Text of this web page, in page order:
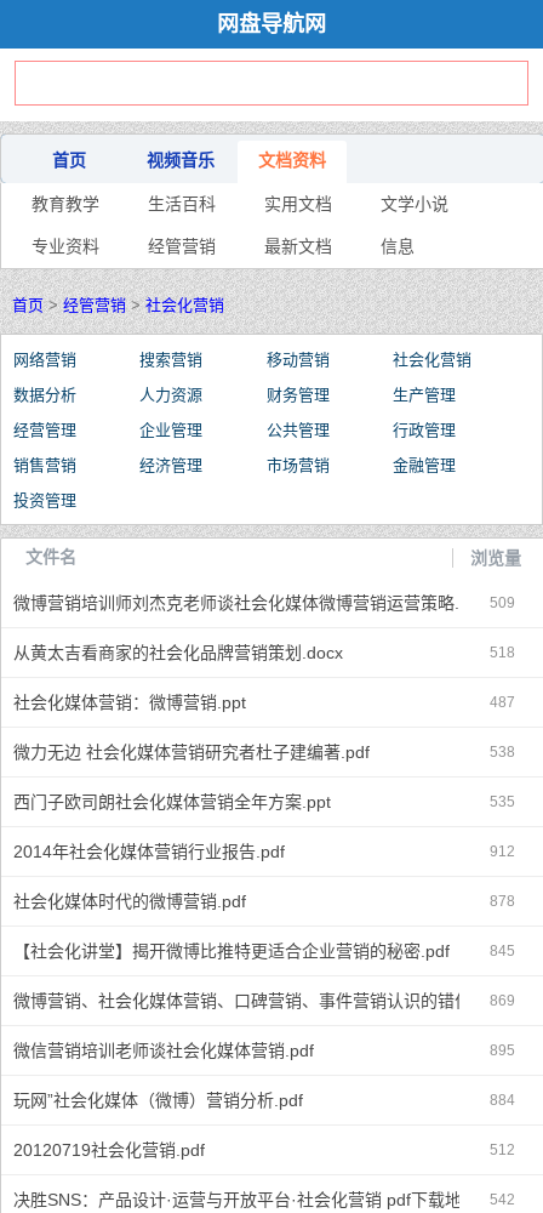
网盘导航网
首页 视频音乐 文档资料
教育教学 生活百科 实用文档 文学小说
专业资料 经管营销 最新文档 信息
首页>经管营销>社会化营销
网络营销 搜索营销 移动营销
社会化营销
数据分析
人力资源 财务管理
生产管理
经营管理
企业管理 公共管理
行政管理
销售营销
经济管理 市场营销
金融管理
投资管理
文件名 浏览量
微博营销培训师刘杰克老师谈社会化媒体微博营销运营策略.pdf 509
从黄太吉看商家的社会化品牌营销策划.docx 518
社会化媒体营销：微博营销.ppt 487
微力无边 社会化媒体营销研究者杜子建编著.pdf 538
西门子欧司朗社会化媒体营销全年方案.ppt 535
2014年社会化媒体营销行业报告.pdf 912
社会化媒体时代的微博营销.pdf 878
【社会化讲堂】揭开微博比推特更适合企业营销的秘密.pdf 845
微博营销、社会化媒体营销、口碑营销、事件营销认识的错位.pdf869
微信营销培训老师谈社会化媒体营销.pdf 895
玩网”社会化媒体（微博）营销分析.pdf 884
20120719社会化营销.pdf 512
决胜SNS：产品设计·运营与开放平台·社会化营销 pdf下载地址.txt542